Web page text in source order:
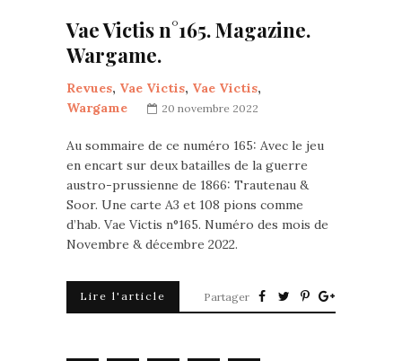
Vae Victis n°165. Magazine.
Wargame.
Revues, Vae Victis, Vae Victis,
Wargame
20 novembre 2022
Au sommaire de ce numéro 165: Avec le jeu
en encart sur deux batailles de la guerre
austro-prussienne de 1866: Trautenau &
Soor. Une carte A3 et 108 pions comme
d’hab. Vae Victis n°165. Numéro des mois de
Novembre & décembre 2022.
Lire l'article Partager